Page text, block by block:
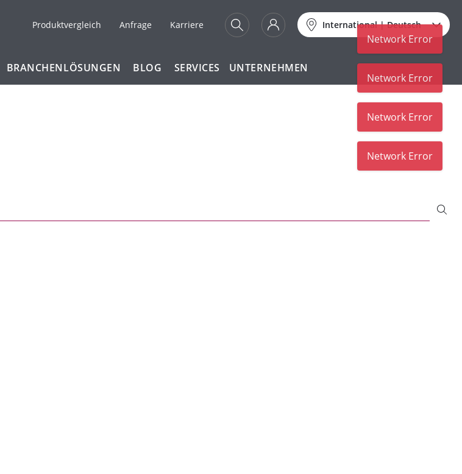
Produktvergleich Anfrage Karriere International|Deutsch
BRANCHENLÖSUNGEN BLOG SERVICES UNTERNEHMEN
Network Error
Network Error
Network Error
Network Error